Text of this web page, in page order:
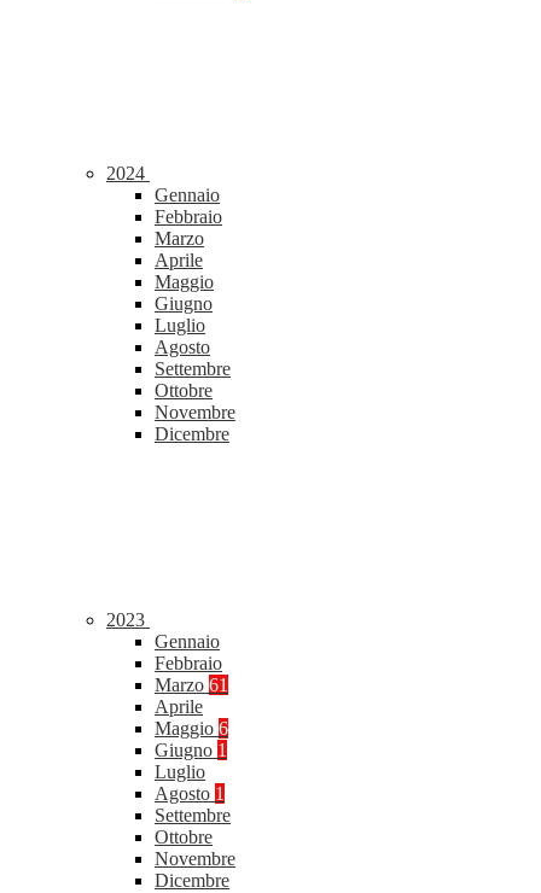
2024
Gennaio
Febbraio
Marzo
Aprile
Maggio
Giugno
Luglio
Agosto
Settembre
Ottobre
Novembre
Dicembre
2023
Gennaio
Febbraio
Marzo 61
Aprile
Maggio 6
Giugno 1
Luglio
Agosto 1
Settembre
Ottobre
Novembre
Dicembre